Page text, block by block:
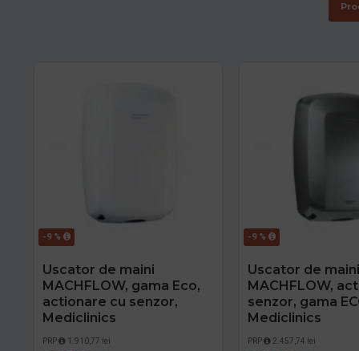
-9 %
Uscator de maini
MACHFLOW, gama Eco,
actionare cu senzor,
Mediclinics
PRP 1.910,77 lei
-9 %
Uscator de maini
MACHFLOW,
senzor, gama
Mediclinics
PRP 2.457,74 lei